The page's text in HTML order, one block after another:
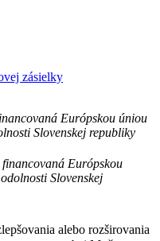
zásielky
Európskou úniou
Slovenskej republiky